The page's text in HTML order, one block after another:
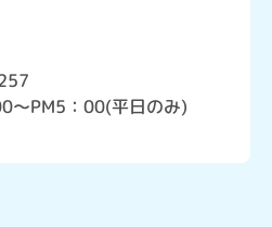
～PM5：00(平日のみ)